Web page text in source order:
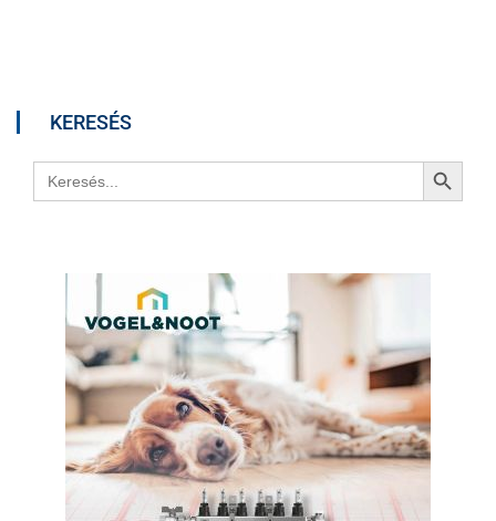
KERESÉS
Search
for:
Search Button